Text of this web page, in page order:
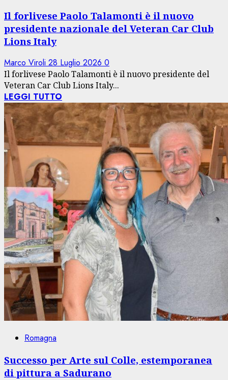
Il forlivese Paolo Talamonti è il nuovo
presidente nazionale del Veteran Car Club
Lions Italy
Marco Viroli 28 Luglio 2026 0
Il forlivese Paolo Talamonti è il nuovo presidente del
Veteran Car Club Lions Italy...
LEGGI TUTTO
Romagna
Successo per Arte sul Colle, estemporanea
di pittura a Sadurano